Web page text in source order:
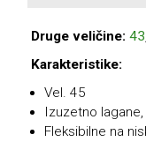
Druge veličine: 43
Karakteristike:
Vel. 45
Izuzetno
Fleksibilne na